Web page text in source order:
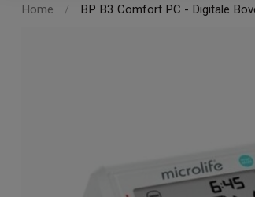
Home / BP B3 Comfort PC - Digitale